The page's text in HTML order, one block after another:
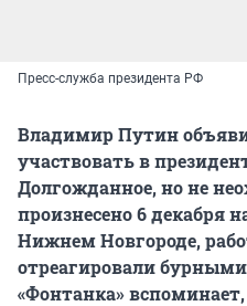
Пресс-служба президента РФ
Владимир Путин
участвовать в
Долгожданное, но не
произнесено 6 декабря
Нижнем Новгороде,
отреагировали
«Фонтанка»